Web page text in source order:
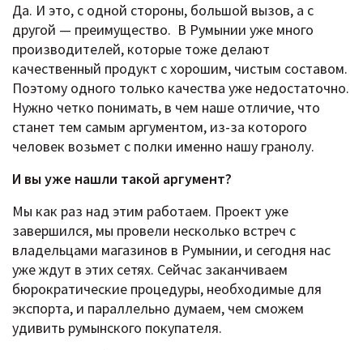
Да. И это, с одной стороны, большой вызов, а с
другой — преимущество. В Румынии уже много
производителей, которые тоже делают
качественный продукт с хорошим, чистым составом.
Поэтому одного только качества уже недостаточно.
Нужно четко понимать, в чем наше отличие, что
станет тем самым аргументом, из-за которого
человек возьмет с полки именно нашу гранолу.
И вы уже нашли такой аргумент?
Мы как раз над этим работаем. Проект уже
завершился, мы провели несколько встреч с
владельцами магазинов в Румынии, и сегодня нас
уже ждут в этих сетях. Сейчас заканчиваем
бюрократические процедуры, необходимые для
экспорта, и параллельно думаем, чем сможем
удивить румынского покупателя.